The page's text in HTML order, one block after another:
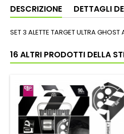
DESCRIZIONE DETTAGLI
SET 3 ALETTE TARGET ULTRA
16 ALTRI PRODOTTI DELLA